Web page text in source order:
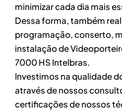
minimizar cada dia mais
Dessa forma, também
programação, conserto,
instalação de
7000 HS Intelbras.
Investimos na qualidade
através de nossos
certificações de nossos